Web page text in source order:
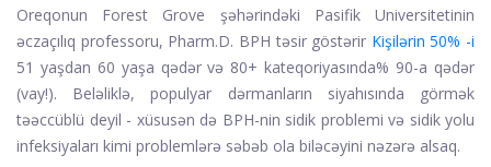
Oreqonun Forest Grove şəhərindəki Pasifik Universitetinin
əczaçılıq professoru, Pharm.D. BPH təsir göstərir Kişilərin 50% -i
51 yaşdan 60 yaşa qədər və 80+ kateqoriyasında% 90-a qədər
(vay!). Beləliklə, populyar dərmanların siyahısında görmək
təəccüblü deyil - xüsusən də BPH-nin sidik problemi və sidik yolu
infeksiyaları kimi problemlərə səbəb ola biləcəyini nəzərə alsaq.